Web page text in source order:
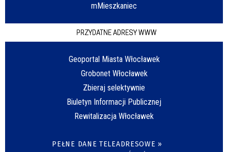
mMieszkaniec
PRZYDATNE ADRESY WWW
Geoportal Miasta Włocławek
Grobonet Włocławek
Zbieraj selektywnie
Biuletyn Informacji Publicznej
Rewitalizacja Włocławek
PEŁNE DANE TELEADRESOWE »